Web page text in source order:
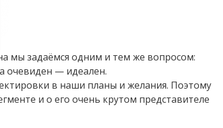
мы задаёмся одним и тем же вопросом:
очевиден — идеален.
в наши планы и желания. Поэтому
и о его очень крутом представителе